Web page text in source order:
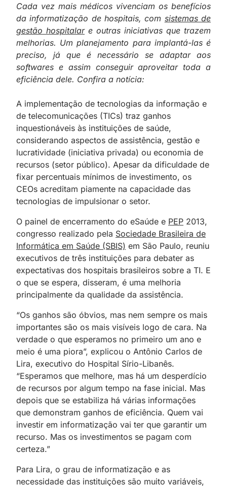
Cada vez mais médicos vivenciam os benefícios
da informatização de hospitais, com sistemas de
gestão hospitalar e outras iniciativas que trazem
melhorias. Um planejamento para implantá-las é
preciso, já que é necessário se adaptar aos
softwares e assim conseguir aproveitar toda a
eficiência dele. Confira a notícia:
A implementação de tecnologias da informação e
de telecomunicações (TICs) traz ganhos
inquestionáveis às instituições de saúde,
considerando aspectos de assistência, gestão e
lucratividade (iniciativa privada) ou economia de
recursos (setor público). Apesar da dificuldade de
fixar percentuais mínimos de investimento, os
CEOs acreditam piamente na capacidade das
tecnologias de impulsionar o setor.
O painel de encerramento do eSaúde e PEP 2013,
congresso realizado pela Sociedade Brasileira de
Informática em Saúde (SBIS) em São Paulo, reuniu
executivos de três instituições para debater as
expectativas dos hospitais brasileiros sobre a TI. E
o que se espera, disseram, é uma melhoria
principalmente da qualidade da assistência.
“Os ganhos são óbvios, mas nem sempre os mais
importantes são os mais visíveis logo de cara. Na
verdade o que esperamos no primeiro um ano e
meio é uma piora”, explicou o Antônio Carlos de
Lira, executivo do Hospital Sírio-Libanês.
“Esperamos que melhore, mas há um desperdício
de recursos por algum tempo na fase inicial. Mas
depois que se estabiliza há várias informações
que demonstram ganhos de eficiência. Quem vai
investir em informatização vai ter que garantir um
recurso. Mas os investimentos se pagam com
certeza.”
Para Lira, o grau de informatização e as
necessidade das instituições são muito variáveis,